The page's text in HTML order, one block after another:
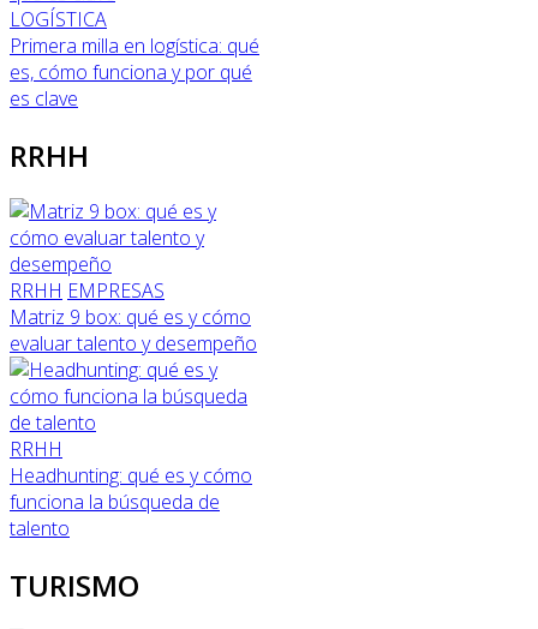
LOGÍSTICA
Primera milla en logística: qué
es, cómo funciona y por qué
es clave
RRHH
RRHH EMPRESAS
Matriz 9 box: qué es y cómo
evaluar talento y desempeño
RRHH
Headhunting: qué es y cómo
funciona la búsqueda de
talento
TURISMO